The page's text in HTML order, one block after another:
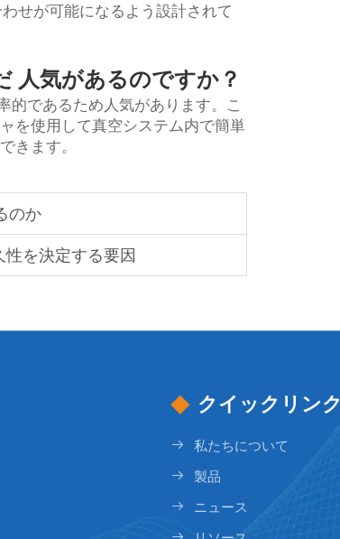
せが可能になるよう設計されて
人気があるのですか？
的であるため人気があります。こ
を使用して真空システム内で簡単
きます。
のか
を決定する要因
クイックリンク
私たちについて
製品
ニュース